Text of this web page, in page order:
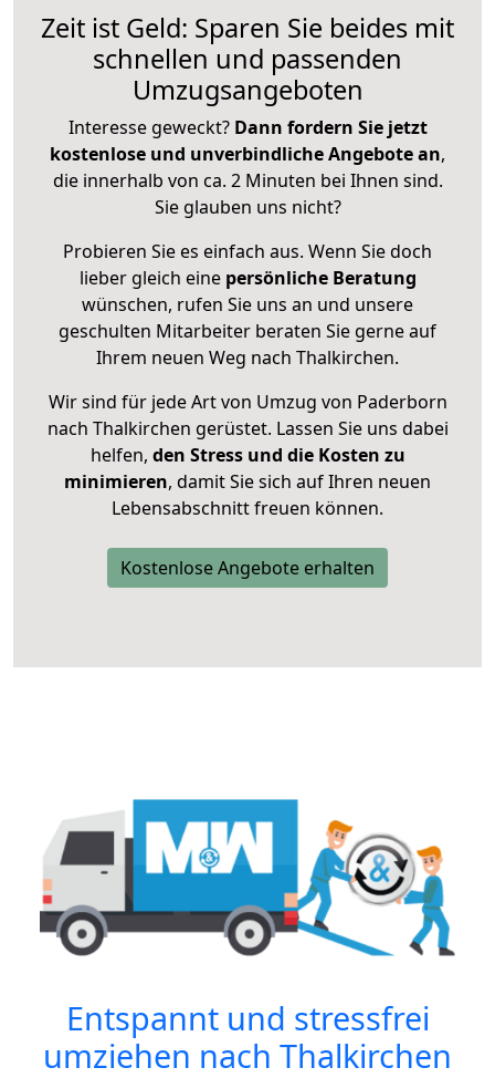
Zeit ist Geld: Sparen Sie beides mit
schnellen und passenden
Umzugsangeboten
Interesse geweckt? Dann fordern Sie jetzt
kostenlose und unverbindliche Angebote an,
die innerhalb von ca. 2 Minuten bei Ihnen sind.
Sie glauben uns nicht?
Probieren Sie es einfach aus. Wenn Sie doch
lieber gleich eine persönliche Beratung
wünschen, rufen Sie uns an und unsere
geschulten Mitarbeiter beraten Sie gerne auf
Ihrem neuen Weg nach Thalkirchen.
Wir sind für jede Art von Umzug von Paderborn
nach Thalkirchen gerüstet. Lassen Sie uns dabei
helfen, den Stress und die Kosten zu
minimieren, damit Sie sich auf Ihren neuen
Lebensabschnitt freuen können.
Kostenlose Angebote erhalten
Entspannt und stressfrei
umziehen nach Thalkirchen